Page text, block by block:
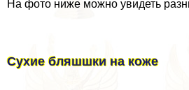
На фото ниже можно увидеть
Сухие бляшшки на коже